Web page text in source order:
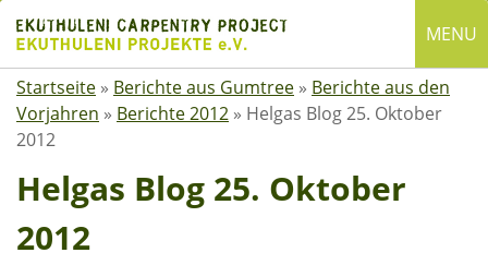
content
MENU
English
Deutsch
SUCHE
Suchen
nach:
Startseite » Berichte aus Gumtree » Berichte aus den
Vorjahren » Berichte 2012 » Helgas Blog 25. Oktober
2012
Helgas Blog 25. Oktober
2012